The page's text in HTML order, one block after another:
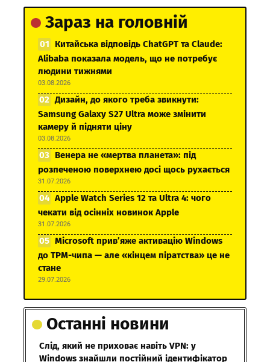
Зараз на головній
Китайська відповідь ChatGPT та Claude:
Alibaba показала модель, що не потребує
людини тижнями
03.08.2026
Дизайн, до якого треба звикнути:
Samsung Galaxy S27 Ultra може змінити
камеру й підняти ціну
03.08.2026
Венера не «мертва планета»: під
розпеченою поверхнею досі щось рухається
31.07.2026
Apple Watch Series 12 та Ultra 4: чого
чекати від осінніх новинок Apple
31.07.2026
Microsoft прив’яже активацію Windows
до TPM-чипа — але «кінцем піратства» це не
стане
29.07.2026
Останні новини
Слід, який не приховає навіть VPN: у
Windows знайшли постійний ідентифікатор